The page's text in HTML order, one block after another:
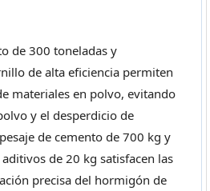
de 300 toneladas y
de alta eficiencia permiten
materiales en polvo, evitando
y el desperdicio de
de cemento de 700 kg y
de 20 kg satisfacen las
precisa del hormigón de